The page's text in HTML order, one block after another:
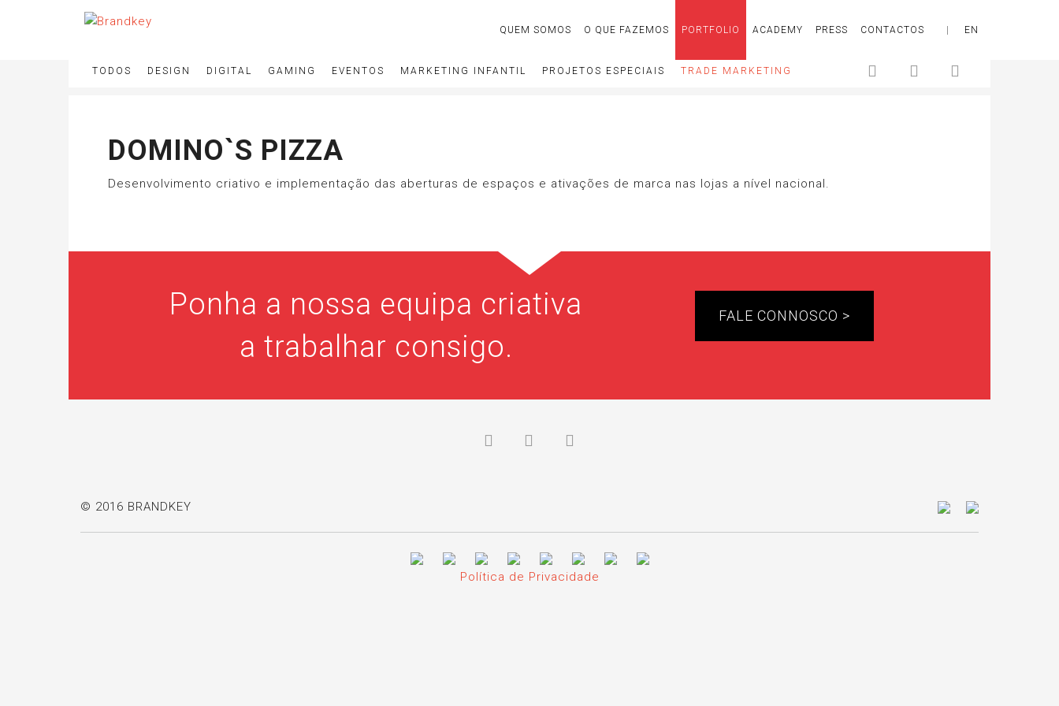
QUEM SOMOS O QUE FAZEMOS PORTFOLIO ACADEMY PRESS CONTACTOS EN
TODOS DESIGN DIGITAL GAMING EVENTOS MARKETING INFANTIL PROJETOS ESPECIAIS TRADE MARKETING
DOMINO`S PIZZA
Desenvolvimento criativo e implementação das aberturas de espaços e ativações de marca nas lojas a nível nacional.
Ponha a nossa equipa criativa
a trabalhar consigo.
FALE CONNOSCO >
© 2016 BRANDKEY
Política de Privacidade